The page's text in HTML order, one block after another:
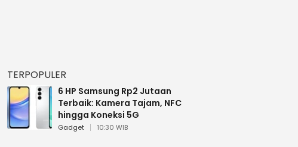
TERPOPULER
6 HP Samsung Rp2 Jutaan
Terbaik: Kamera Tajam, NFC
hingga Koneksi 5G
Gadget 10:30 WIB